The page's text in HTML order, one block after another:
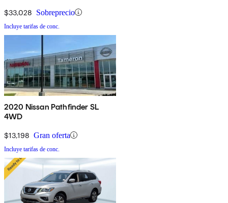
$33,028 Sobreprecio
Incluye tarifas de conc.
2020 Nissan Pathfinder SL
4WD
$13,198 Gran oferta
Incluye tarifas de conc.